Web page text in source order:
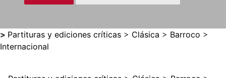
> Partituras y ediciones críticas > Clásica > Barroco >
Internacional